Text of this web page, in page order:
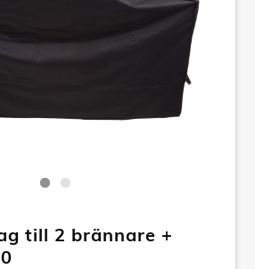
till 2 brännare +